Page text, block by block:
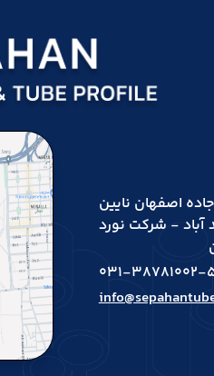
اصفهان - کیلومتر 15 جاده اصفهان نایین
- شرکت نورد
031-38781002-